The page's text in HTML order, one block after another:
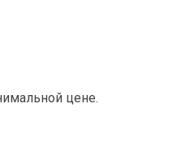
цене.